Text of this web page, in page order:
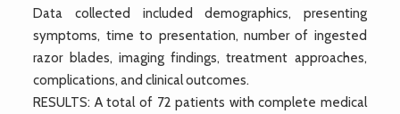
Data collected included demographics, presenting
symptoms, time to presentation, number of ingested
razor blades, imaging findings, treatment approaches,
complications, and clinical outcomes.
RESULTS: A total of 72 patients with complete medical